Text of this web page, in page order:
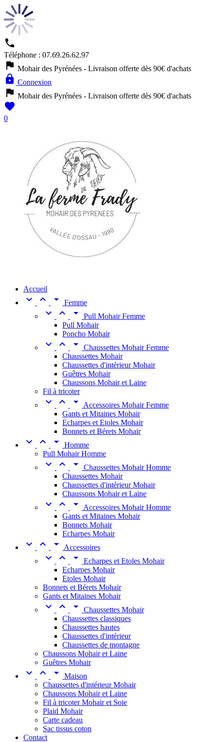

Téléphone : 07.69.26.62.97
 Mohair des Pyrénées - Livraison offerte dès 90€ d'achats
 Connexion
 Mohair des Pyrénées - Livraison offerte dès 90€ d'achats

0
Accueil
   Femme
  
Pull Mohair Femme
Pull Mohair
Poncho Mohair
  
Chaussettes Mohair Femme
Chaussettes Mohair
Chaussettes d'intérieur Mohair
Guêtres Mohair
Chaussons Mohair et Laine
Fil à tricoter
  
Accessoires Mohair Femme
Gants et Mitaines Mohair
Echarpes et Etoles Mohair
Bonnets et Bérets Mohair
  
Homme
Pull Mohair Homme
  
Chaussettes Mohair Homme
Chaussettes Mohair
Chaussettes d'intérieur Mohair
Chaussons Mohair et Laine
  
Accessoires Mohair Homme
Gants et Mitaines Mohair
Bonnets Mohair
Echarpes Mohair
   Accessoires
  
Echarpes et Etoles Mohair
Echarpes Mohair
Etoles Mohair
Bonnets et Bérets Mohair
Gants et Mitaines Mohair
  
Chaussettes Mohair
Chaussettes classiques
Chaussettes hautes
Chaussettes d'intérieur
Chaussettes de montagne
Chaussons Mohair et Laine
Guêtres Mohair
  
Maison
Chaussettes d'intérieur Mohair
Chaussons Mohair et Laine
Fil à tricoter Mohair et Soie
Plaid Mohair
Carte cadeau
Sac tissus coton
Contact